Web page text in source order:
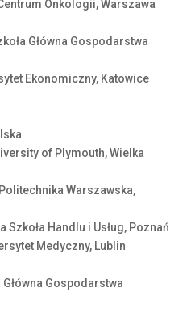
Onkologii, Warszawa
Główna Gospodarstwa
Ekonomiczny, Katowice
of Plymouth, Wielka
Warszawska,
Szkoła Handlu i Usług, Poznań
Medyczny, Lublin
Główna Gospodarstwa